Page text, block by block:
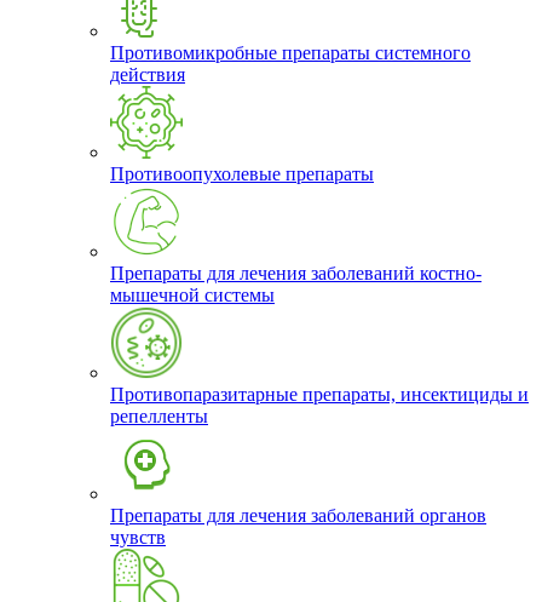
Противомикробные препараты системного
действия
Противоопухолевые препараты
Препараты для лечения заболеваний костно-
мышечной системы
Противопаразитарные препараты, инсектициды и
репелленты
Препараты для лечения заболеваний органов
чувств